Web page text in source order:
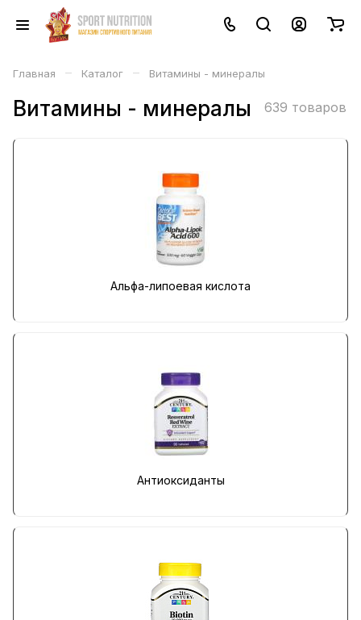
Главная – Каталог – Витамины - минералы
Витамины - минералы 639 товаров
Альфа-липоевая кислота
Антиоксиданты